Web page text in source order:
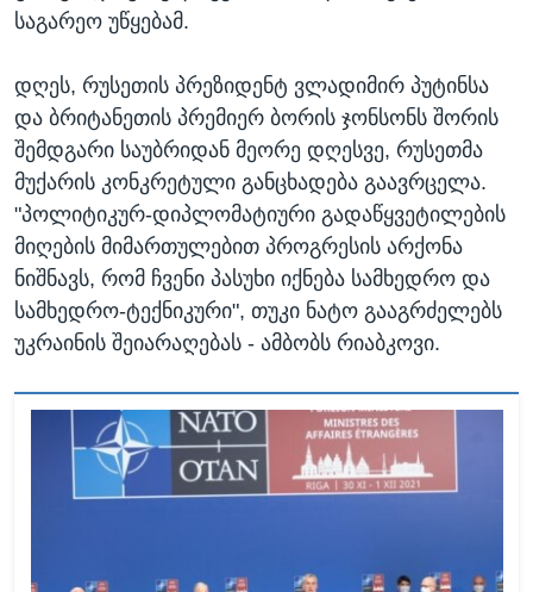
საგარეო უწყებამ.
დღეს, რუსეთის პრეზიდენტ ვლადიმირ პუტინსა
და ბრიტანეთის პრემიერ ბორის ჯონსონს შორის
შემდგარი საუბრიდან მეორე დღესვე, რუსეთმა
მუქარის კონკრეტული განცხადება გაავრცელა.
"პოლიტიკურ-დიპლომატიური გადაწყვეტილების
მიღების მიმართულებით პროგრესის არქონა
ნიშნავს, რომ ჩვენი პასუხი იქნება სამხედრო და
სამხედრო-ტექნიკური", თუკი ნატო გააგრძელებს
უკრაინის შეიარაღებას - ამბობს რიაბკოვი.